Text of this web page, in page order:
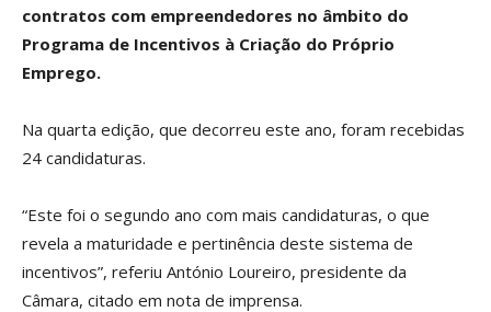
contratos com empreendedores no âmbito do
Programa de Incentivos à Criação do Próprio
Emprego.
Na quarta edição, que decorreu este ano, foram recebidas
24 candidaturas.
“Este foi o segundo ano com mais candidaturas, o que
revela a maturidade e pertinência deste sistema de
incentivos”, referiu António Loureiro, presidente da
Câmara, citado em nota de imprensa.